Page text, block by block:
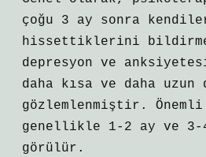
çoğu 3 ay sonra
hissettiklerini
depresyon ve
daha kısa ve daha uzun
gözlemlenmiştir.
genellikle 1-2 ay ve
görülür.